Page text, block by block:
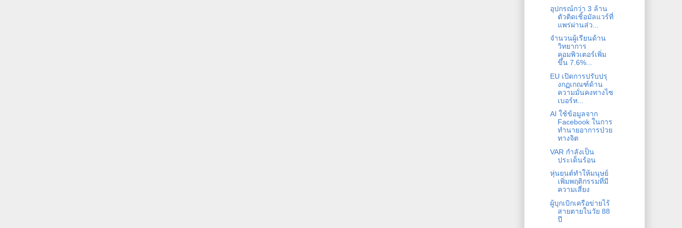
อุปกรณ์กว่า 3 ล้าน
ตัวติดเชิ้อมัลแวร์ที่
แพร่ผ่านส่ว...
จำนวนผู้เรียนด้าน
วิทยาการ
คอมพิวเตอร์เพิ่ม
ขึ้น 7.6%...
EU เปิดการปรับปรุ
งกฏเกณฑ์ด้าน
ความมั่นคงทางไซ
เบอร์ห...
AI ใช้ข้อมูลจาก
Facebook ในการ
ทำนายอาการป่วย
ทางจิต
VAR กำลังเป็น
ประเด็นร้อน
หุ่นยนต์ทำให้มนุษย์
เพิ่มพฤติกรรมที่มี
ความเสี่ยง
ผู้บุกเบิกเครือข่ายไร้
สายตายในวัย 88
ปี